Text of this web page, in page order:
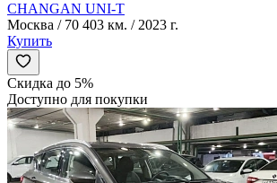
CHANGAN UNI-T
Москва / 70 403 км. / 2023 г.
Купить
Скидка до 5%
Доступно для покупки